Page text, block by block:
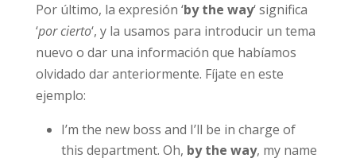
Por último, la expresión ‘by the way‘ significa
‘por cierto‘, y la usamos para introducir un tema
nuevo o dar una información que habíamos
olvidado dar anteriormente. Fíjate en este
ejemplo:
I’m the new boss and I’ll be in charge of
this department. Oh, by the way, my name